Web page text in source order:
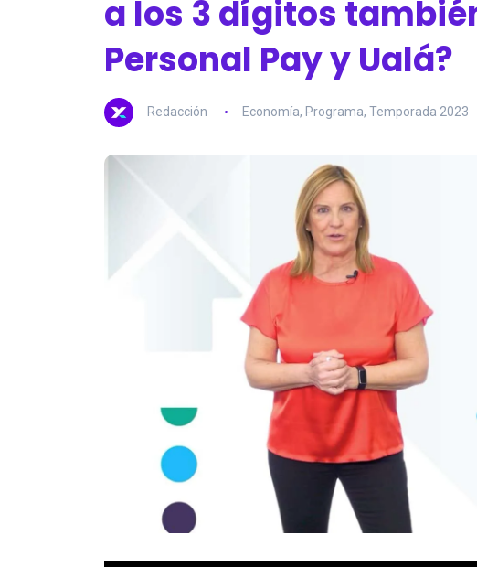
a los 3 dígitos
Personal Pay y Ualá?
Redacción Economía, Programa, Temporada 2023